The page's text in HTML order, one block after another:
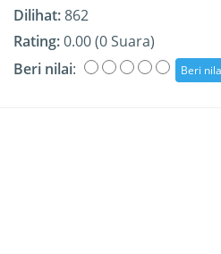
Dilihat:862
Rating:0.00 (0 Suara)
Beri nilai: